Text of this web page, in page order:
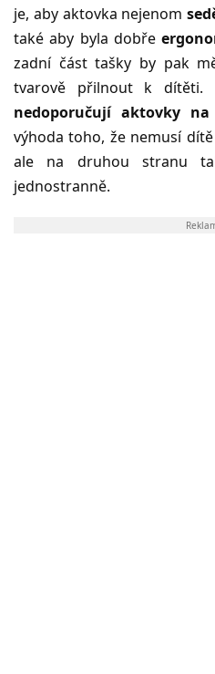
je, aby aktovka nejenom
také aby byla dobře
zadní část tašky by pak
tvarově přilnout k dítěti.
nedoporučují aktovky na
výhoda toho, že nemusí
ale na druhou stranu
jednostranně.